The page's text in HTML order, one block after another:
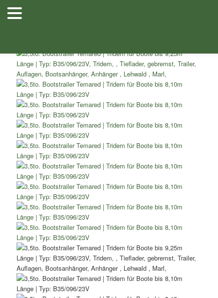
Zum
Inhalt
Shop